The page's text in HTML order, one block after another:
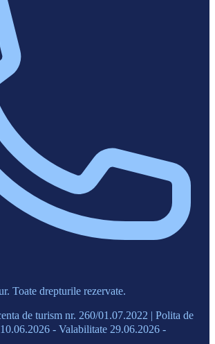
Toate drepturile rezervate.
de turism nr. 260/01.07.2022 | Polita de
- Valabilitate 29.06.2026 -